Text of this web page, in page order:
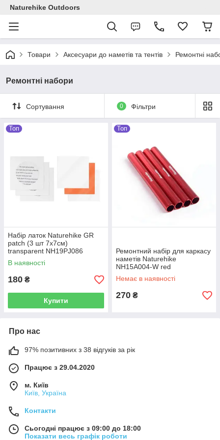
Naturehike Outdoors
Товари Аксесуари до наметів та тентів Ремонтні
Ремонтні набори
Сортування 0 Фільтри
Топ
Набір латок Naturehike GR
patch (3 шт 7х7см)
transparent NH19PJ086
orange
В наявності
180 ₴
Купити
Топ
Ремонтний набір для каркасу
наметів Naturehike
NH15A004-W red
Немає в наявності
270 ₴
Про нас
97% позитивних з 38 відгуків за рік
Працює з 29.04.2020
м. Київ
Київ, Україна
Контакти
Сьогодні працює з 09:00 до 18:00
Показати весь графік роботи